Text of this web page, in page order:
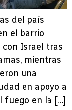
del país
el barrio
con Israel tras
mientras
una
en apoyo a
fuego en la […]